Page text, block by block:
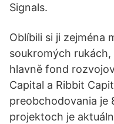
Signals.
Oblíbili si ji zejména
soukromých
hlavně fond
Capital a Ribbit
preobchodovania je
projektoch je